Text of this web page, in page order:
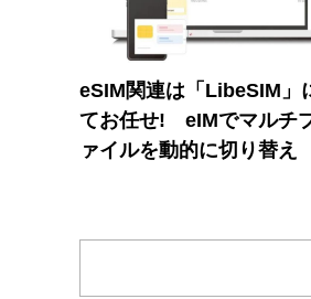
eSIM関連は「LibeSIM」
てお任せ! eIMでマルチ
ァイルを動的に切り替え